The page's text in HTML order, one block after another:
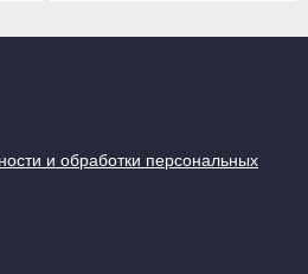
и обработки персональных